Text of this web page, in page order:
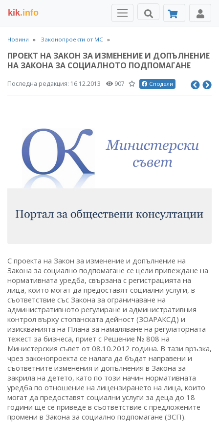
kik.info
Новини Законопроекти от МС
ПРОЕКТ НА ЗАКОН ЗА ИЗМЕНЕНИЕ И ДОПЪЛНЕНИЕ
НА ЗАКОНА ЗА СОЦИАЛНОТО ПОДПОМАГАНЕ
Последна редакция: 16.12.2013 907 Сподели
С проекта на Закон за изменение и допълнение на
Закона за социално подпомагане се цели привеждане на
нормативната уредба, свързана с регистрацията на
лица, които могат да предоставят социални услуги, в
съответствие със Закона за ограничаване на
административното регулиране и административния
контрол върху стопанската дейност (ЗОАРАКСД) и
изискванията на Плана за намаляване на регулаторната
тежест за бизнеса, приет с Решение № 808 на
Министерския съвет от 08.10.2012 година. В тази връзка,
чрез законопроекта се налага да бъдат направени и
съответните изменения и допълнения в Закона за
закрила на детето, като по този начин нормативната
уредба по отношение на лицензирането на лица, които
могат да предоставят социални услуги за деца до 18
години ще се приведе в съответствие с предложените
промени в Закона за социално подпомагане (ЗСП).